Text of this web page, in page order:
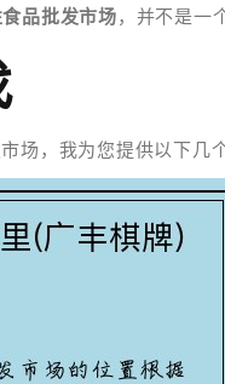
品批发市场，并不是一
场，我为您提供以下几个